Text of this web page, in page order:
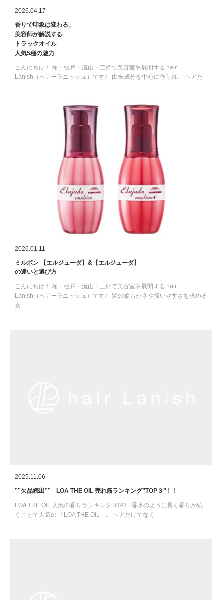
2026.04.17
香りで印象は変わる。
美容師が解説する
トラックオイル
人気5種の魅力
こんにちは！ 柏・松戸・流山・三郷で美容室を展開する hair
Lanish（ヘアーラニッシュ）です♪ 由来成分を中心に作られ、 ヘアだ
2026.01.11
ミルボン 【エルジューダ】&【エルジューダ】
の違いと選び方
こんにちは！ 柏・松戸・流山・三郷で美容室を展開する hair
Lanish（ヘアーラニッシュ）です♪ 髪の柔らかさや扱いやすさを求める
女
2025.11.06
””欠品続出”” LOA THE OIL 売れ筋ランキング”TOP３”！！
LOA THE OIL 人気の香りランキングTOP3 香水のように長く香りが続
くことで人気の 「LOA THE OIL」。 ヘアだけでなく